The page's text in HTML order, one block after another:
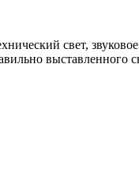
свет,
выставленного